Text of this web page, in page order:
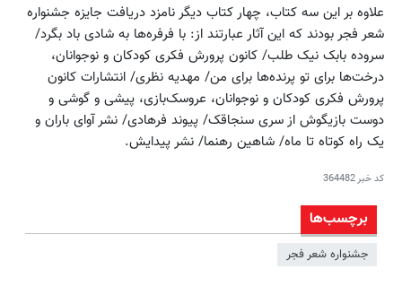
علاوه بر این سه کتاب، چهار کتاب دیگر نامزد دریافت جایزه جشنواره
شعر فجر بودند که این آثار عبارتند از: با فرفره‌ها به شادی باد بگرد/
سروده بابک نیک طلب/ کانون پرورش فکری کودکان و نوجوانان،
درخت‌ها برای تو پرنده‌ها برای من/ مهدیه نظری/ انتشارات کانون
پرورش فکری کودکان و نوجوانان، عروسک‌بازی، پیشی و گوشی و
دوست بازیگوش از سری سنجاقک/ پیوند فرهادی/ نشر آوای باران و
یک راه کوتاه تا ماه/ شاهین رهنما/ نشر پیدایش.
کد خبر364482
برچسب‌ها
جشنواره شعر فجر